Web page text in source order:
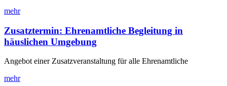
mehr
Zusatztermin: Ehrenamtliche Begleitung in
häuslichen Umgebung
Angebot einer Zusatzveranstaltung für alle Ehrenamtliche
mehr